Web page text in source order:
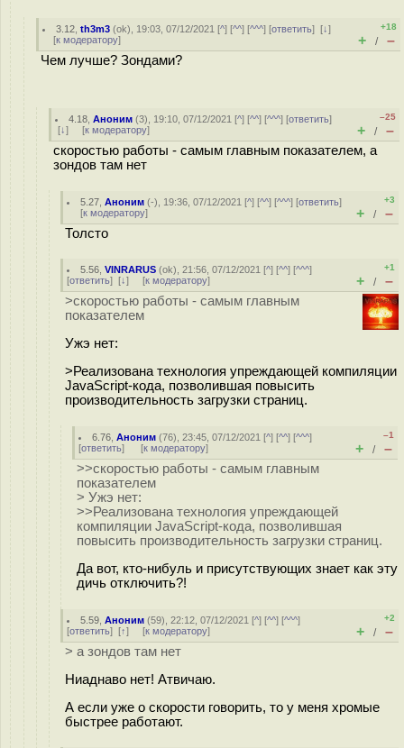
3.12 ,th3m3 (ok), 19:03, 07/12/2021 [^] [^^] [^^^] [ответить][↓]
[к модератору]
+18
+ / –
Чем лучше? Зондами?
4.18 ,Аноним (3), 19:10, 07/12/2021 [^] [^^] [^^^] [ответить]
[↓] [к модератору]
–25
+ / –
скоростью работы - самым главным показателем, а
зондов там нет
5.27 ,Аноним (-), 19:36, 07/12/2021 [^] [^^] [^^^] [ответить]
[к модератору]
+3
+ / –
Толсто
5.56 ,VINRARUS (ok), 21:56, 07/12/2021 [^] [^^] [^^^]
[ответить] [↓] [к модератору]
+1
+ / –
>скоростью работы - самым главным
показателем
Ужэ нет:
>Реализована технология упреждающей компиляции
JavaScript-кода, позволившая повысить
производительность загрузки страниц.
6.76 ,Аноним (76), 23:45, 07/12/2021 [^] [^^] [^^^]
[ответить] [к модератору]
–1
+ / –
>>скоростью работы - самым главным
показателем
> Ужэ нет:
>>Реализована технология упреждающей
компиляции JavaScript-кода, позволившая
повысить производительность загрузки страниц.
Да вот, кто-нибуль и присутствующих знает как эту
дичь отключить?!
5.59 ,Аноним (59), 22:12, 07/12/2021 [^] [^^] [^^^]
[ответить] [↑] [к модератору]
+2
+ / –
> а зондов там нет
Ниаднаво нет! Атвичаю.
А если уже о скорости говорить, то у меня хромые
быстрее работают.